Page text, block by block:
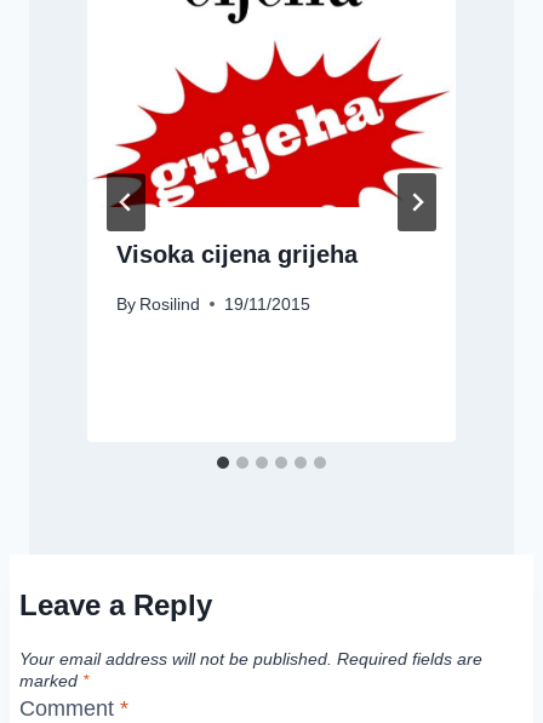
Visoka cijena grijeha
By Rosilind 19/11/2015
Leave a Reply
Your email address will not be published. Required fields are
marked *
Comment *